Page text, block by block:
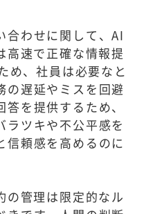
合わせに関して、AI
高速で正確な情報提
め、社員は必要なと
の遅延やミスを回避
を提供するため、
ラツキや不公平感を
信頼感を高めるのに
の管理は限定的なル